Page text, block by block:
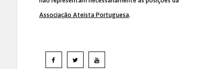
Associação Ateísta Portuguesa.